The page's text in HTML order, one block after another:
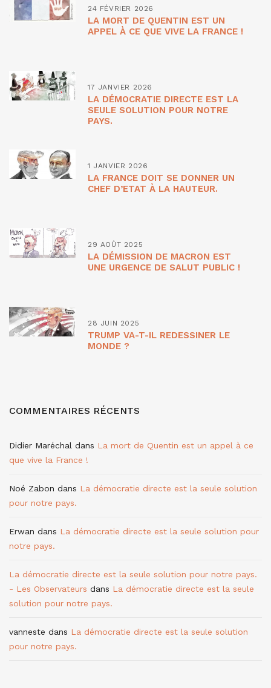
24 FÉVRIER 2026
LA MORT DE QUENTIN EST UN
APPEL À CE QUE VIVE LA FRANCE !
17 JANVIER 2026
LA DÉMOCRATIE DIRECTE EST LA
SEULE SOLUTION POUR NOTRE
PAYS.
1 JANVIER 2026
LA FRANCE DOIT SE DONNER UN
CHEF D’ETAT À LA HAUTEUR.
29 AOÛT 2025
LA DÉMISSION DE MACRON EST
UNE URGENCE DE SALUT PUBLIC !
28 JUIN 2025
TRUMP VA-T-IL REDESSINER LE
MONDE ?
COMMENTAIRES RÉCENTS
Didier Maréchal dans La mort de Quentin est un appel à ce
que vive la France !
Noé Zabon dans La démocratie directe est la seule solution
pour notre pays.
Erwan dans La démocratie directe est la seule solution pour
notre pays.
La démocratie directe est la seule solution pour notre pays.
- Les Observateurs dans La démocratie directe est la seule
solution pour notre pays.
vanneste dans La démocratie directe est la seule solution
pour notre pays.